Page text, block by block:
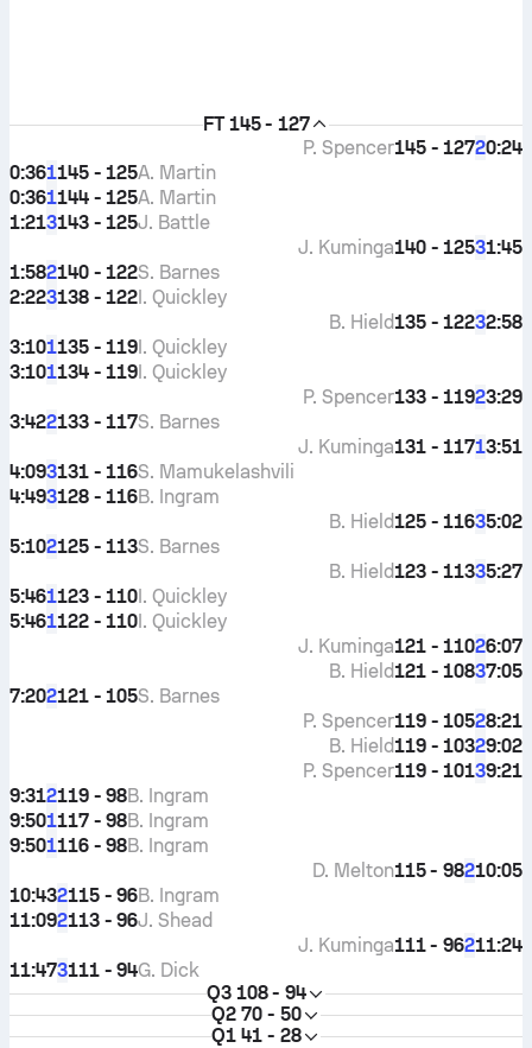
FT 145 - 127
0:24
2
145 - 127
P. Spencer
0:361145 - 125A. Martin
0:361144 - 125A. Martin
1:213143 - 125J. Battle
1:45
3
140 - 125
J. Kuminga
1:582140 - 122S. Barnes
2:223138 - 122I. Quickley
2:58
3
135 - 122
B. Hield
3:101135 - 119I. Quickley
3:101134 - 119I. Quickley
3:29
2
133 - 119
P. Spencer
3:422133 - 117S. Barnes
3:51
1
131 - 117
J. Kuminga
4:093131 - 116S. Mamukelashvili
4:493128 - 116B. Ingram
5:02
3
125 - 116
B. Hield
5:102125 - 113S. Barnes
5:27
3
123 - 113
B. Hield
5:461123 - 110I. Quickley
5:461122 - 110I. Quickley
6:07
2
121 - 110
J. Kuminga
7:05
3
121 - 108
B. Hield
7:202121 - 105S. Barnes
8:21
2
119 - 105
P. Spencer
9:02
2
119 - 103
B. Hield
9:21
3
119 - 101
P. Spencer
9:312119 - 98B. Ingram
9:501117 - 98B. Ingram
9:501116 - 98B. Ingram
10:05
2
115 - 98
D. Melton
10:432115 - 96B. Ingram
11:092113 - 96J. Shead
11:24
2
111 - 96
J. Kuminga
11:473111 - 94G. Dick
Q3 108 - 94
Q2 70 - 50
Q1 41 - 28